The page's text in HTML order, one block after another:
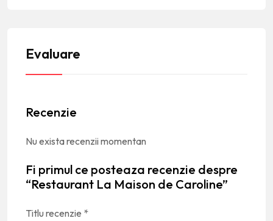
Evaluare
Recenzie
Nu exista recenzii momentan
Fi primul ce posteaza recenzie despre
“Restaurant La Maison de Caroline”
Titlu recenzie *